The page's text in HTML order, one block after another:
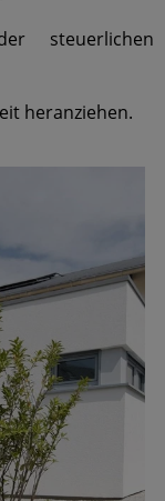
steuerlichen
heranziehen.